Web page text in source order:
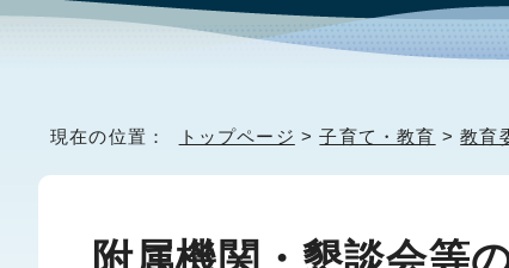
現在の位置： トップページ >子育て・教育 >教育
附属機関・懇談会等